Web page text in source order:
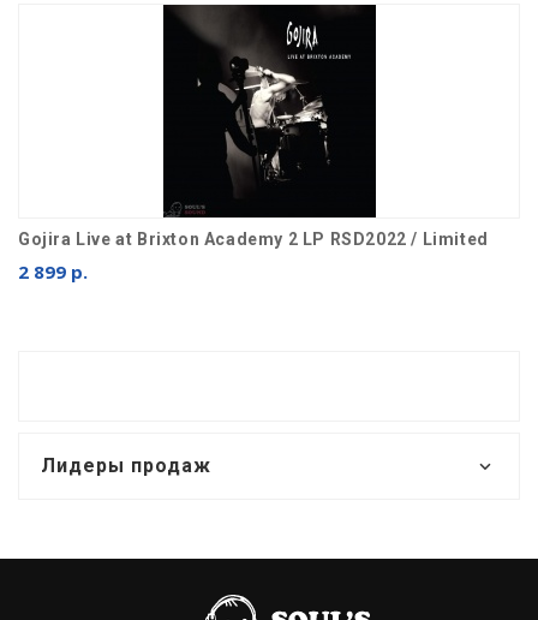
Gojira Live at Brixton Academy 2 LP RSD2022 / Limited
2 899 р.
Лидеры продаж